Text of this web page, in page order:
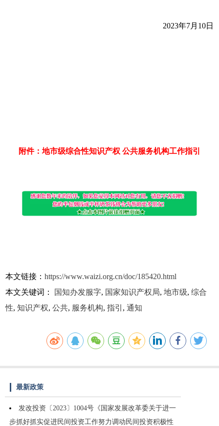
2023年7月10日
附件：地市级综合性知识产权 公共服务机构工作指引
本文链接：https://www.waizi.org.cn/doc/185420.html
本文关键词：
国知办发服字, 国家知识产权局,地市级,综合
性,知识产权,公共, 服务机构,指引 ,通知
最新政策
发改投资〔2023〕1004号《国家发展改革委关于进一
步抓好抓实促进民间投资工作努力调动民间投资积极性